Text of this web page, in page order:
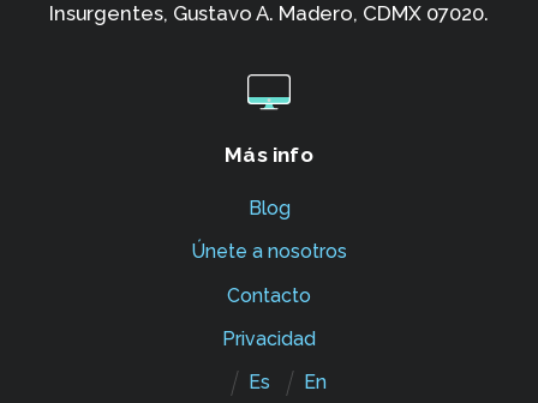
Insurgentes, Gustavo A. Madero, CDMX 07020.
Más info
Blog
Únete a nosotros
Contacto
Privacidad
Es
En